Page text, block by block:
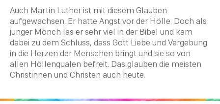
Auch Martin Lutherist mit diesem Glauben
aufgewachsen. Er hatte Angst vor der Hölle. Doch als
junger Mönch las er sehr viel in der Bibel und kam
dabei zu dem Schluss, dass Gott Liebe und Vergebung
in die Herzen der Menschen bringt und sie so von
allen Höllenqualen befreit. Das glauben die meisten
Christinnen und Christen auch heute.